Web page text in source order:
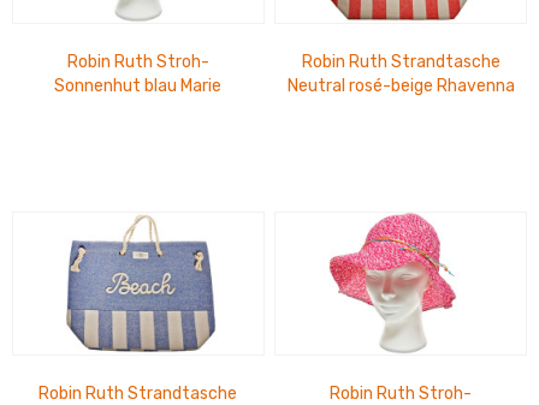
Robin Ruth Stroh-
Sonnenhut blau Marie
Robin Ruth Strandtasche
Neutral rosé-beige Rhavenna
Robin Ruth Strandtasche
Robin Ruth Stroh-